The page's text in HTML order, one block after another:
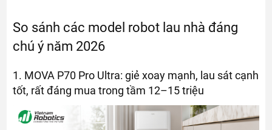
So sánh các model robot lau nhà đáng
chú ý năm 2026
1. MOVA P70 Pro Ultra: giẻ xoay mạnh, lau sát cạnh
tốt, rất đáng mua trong tầm 12–15 triệu